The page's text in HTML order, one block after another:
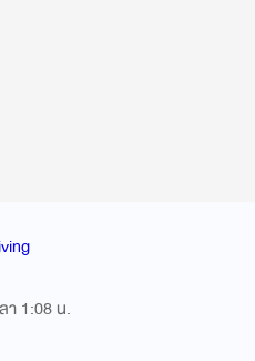
า 1:08 น.